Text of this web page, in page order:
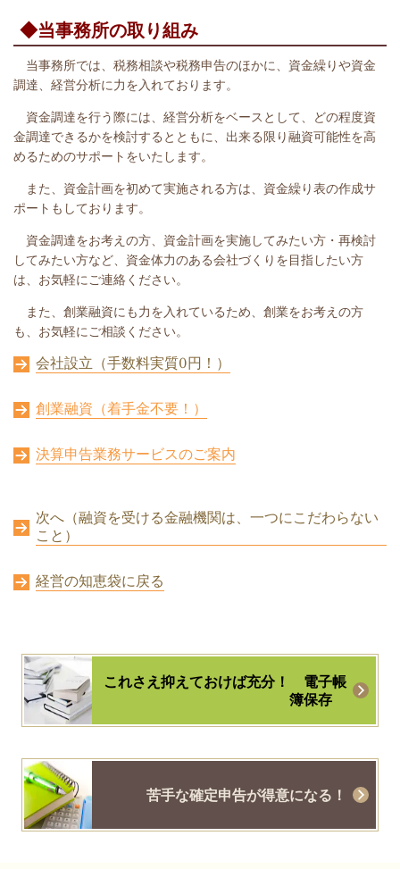
◆当事務所の取り組み
当事務所では、税務相談や税務申告のほかに、資金繰りや資金
調達、経営分析に力を入れております。
資金調達を行う際には、経営分析をベースとして、どの程度資
金調達できるかを検討するとともに、出来る限り融資可能性を高
めるためのサポートをいたします。
また、資金計画を初めて実施される方は、資金繰り表の作成サ
ポートもしております。
資金調達をお考えの方、資金計画を実施してみたい方・再検討
してみたい方など、資金体力のある会社づくりを目指したい方
は、お気軽にご連絡ください。
また、創業融資にも力を入れているため、創業をお考えの方
も、お気軽にご相談ください。
会社設立（手数料実質0円！）
創業融資（着手金不要！）
決算申告業務サービスのご案内
次へ（融資を受ける金融機関は、一つにこだわらない
こと）
経営の知恵袋に戻る
これさえ抑えておけば充分！ 電子帳
簿保存
苦手な確定申告が得意になる！